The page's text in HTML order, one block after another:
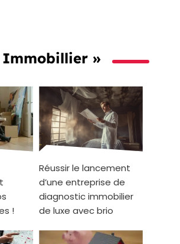
Immobillier »
!
Réussir le lancement
d’une entreprise de
diagnostic immobilier
de luxe avec brio